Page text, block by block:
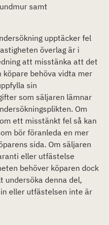
samt
upptäcker fel
överlag är i
att misstänka att det
köpare behöva vidta mer
sin
som säljaren lämnar
Om
ett misstänkt fel så kan
bör föranleda en mer
sida. Om säljaren
eller utfästelse
behöver köparen dock
undersöka denna del,
eller utfästelsen inte är